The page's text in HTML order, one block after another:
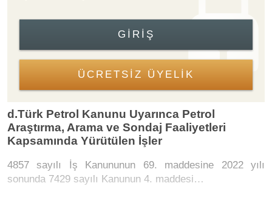
GIRIŞ
ÜCRETSİZ ÜYELİK
d.Türk Petrol Kanunu Uyarınca Petrol
Araştırma, Arama ve Sondaj Faaliyetleri
Kapsamında Yürütülen İşler
4857 sayılı İş Kanununun 69. maddesine 2022 yılı
sonunda 7429 sayılı Kanunun 4. maddesi…